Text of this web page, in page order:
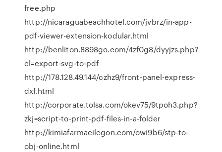
free.php
http://nicaraguabeachhotel.com/jvbrz/in-app-
pdf-viewer-extension-kodular.html
http://benliton.8898go.com/4zf0g8/dyyjzs.php?
cl=export-svg-to-pdf
http://178.128.49.144/czhz9/front-panel-express-
dxf.html
http://corporate.tolsa.com/okev75/9tpoh3.php?
zkj=script-to-print-pdf-files-in-a-folder
http://kimiafarmacilegon.com/owi9b6/stp-to-
obj-online.html